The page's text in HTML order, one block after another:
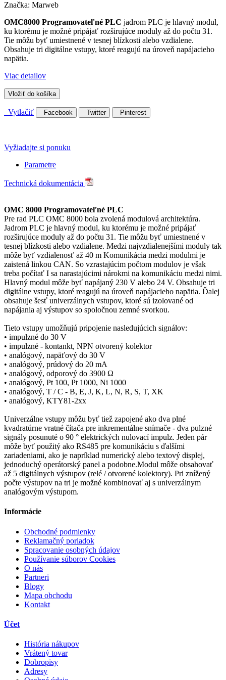
Značka: Marweb
OMC8000 Programovateľné PLC jadrom PLC je hlavný modul,
ku ktorému je možné pripájať rozširujúce moduly až do počtu 31.
Tie môžu byť umiestnené v tesnej blízkosti alebo vzdialene.
Obsahuje tri digitálne vstupy, ktoré reagujú na úroveň napájacieho
napätia.
Viac detailov
Vložiť do košíka
Vytlačiť Facebook Twitter Pinterest
Vyžiadajte si ponuku
Parametre
Technická dokumentácia
OMC 8000 Programovateľné PLC
Pre rad PLC OMC 8000 bola zvolená modulová architektúra.
Jadrom PLC je hlavný modul, ku ktorému je možné pripájať
rozširujúce moduly až do počtu 31. Tie môžu byť umiestnené v
tesnej blízkosti alebo vzdialene. Medzi najvzdialenejšími moduly tak
môže byť vzdialenosť až 40 m Komunikácia medzi modulmi je
zaistená linkou CAN. So vzrastajúcim počtom modulov je však
treba počítať I sa narastajúcimi nárokmi na komunikáciu medzi nimi.
Hlavný modul môže byť napájaný 230 V alebo 24 V. Obsahuje tri
digitálne vstupy, ktoré reagujú na úroveň napájacieho napätia. Ďalej
obsahuje šesť univerzálnych vstupov, ktoré sú izolované od
napájania aj výstupov so spoločnou zemné svorkou.
Tieto vstupy umožňujú pripojenie nasledujúcich signálov:
• impulzné do 30 V
• impulzné - kontankt, NPN otvorený kolektor
• analógový, napäťový do 30 V
• analógový, prúdový do 20 mA
• analógový, odporový do 3900 Ω
• analógový, Pt 100, Pt 1000, Ni 1000
• analógový, T / C - B, E, J, K, L, N, R, S, T, XK
• analógový, KTY81-2xx
Univerzálne vstupy môžu byť tiež zapojené ako dva plné
kvadratúrne vratné čítača pre inkrementálne snímače - dva pulzné
signály posunuté o 90 ° elektrických nulovací impulz. Jeden pár
môže byť použitý ako RS485 pre komunikáciu s ďalšími
zariadeniami, ako je napríklad numerický alebo textový displej,
jednoduchý operátorský panel a podobne.Modul môže obsahovať
až 5 digitálnych výstupov (relé / otvorené kolektory). Pri znížený
počte výstupov na tri je možné kombinovať aj s univerzálnym
analógovým výstupom.
Informácie
Obchodné podmienky
Reklamačný poriadok
Spracovanie osobných údajov
Používanie súborov Cookies
O nás
Partneri
Blogy
Mapa obchodu
Kontakt
Účet
História nákupov
Vrátený tovar
Dobropisy
Adresy